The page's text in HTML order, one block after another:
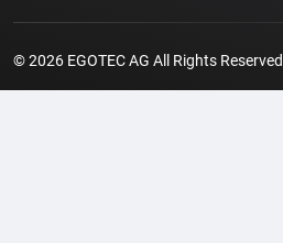
© 2026 EGOTEC AG All Rights Reserved